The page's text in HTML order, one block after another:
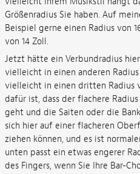
Größenradius Sie haben. Auf
Beispiel gerne einen Radius von
von 14 Zoll.
Jetzt hätte ein Verbundradius
vielleicht in einen anderen
vielleicht in einen dritten Radius
dafür ist, dass der flachere
geht und die Saiten oder die
sich hier auf einer flacheren
ziehen können, und es ist
unten passt ein etwas engerer
des Fingers, wenn Sie Ihre Bar-